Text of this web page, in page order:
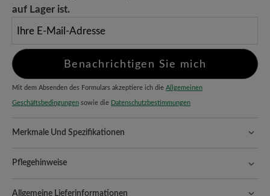
auf Lager ist.
Benachrichtigen Sie mich
Mit dem Absenden des Formulars akzeptiere ich die Allgemeinen
Geschäftsbedingungen sowie die Datenschutzbestimmungen
Merkmale Und Spezifikationen
Natürlich geformte Schuhe, handgefertigt hergestellt.
Qualität, die man spürt:Glatte, strapazierfähige Oberfläche, die
Langlebigkeit und Alltagstauglichkeit vereint. Robustes Leder ist
Pflegehinweise
Allgemeine Lieferinformationen